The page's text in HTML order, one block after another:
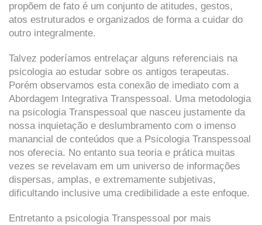
propõem de fato é um conjunto de atitudes, gestos,
atos estruturados e organizados de forma a cuidar do
outro integralmente.
Talvez poderíamos entrelaçar alguns referenciais na
psicologia ao estudar sobre os antigos terapeutas.
Porém observamos esta conexão de imediato com a
Abordagem Integrativa Transpessoal. Uma metodologia
na psicologia Transpessoal que nasceu justamente da
nossa inquietação e deslumbramento com o imenso
manancial de conteúdos que a Psicologia Transpessoal
nos oferecia. No entanto sua teoria e prática muitas
vezes se revelavam em um universo de informações
dispersas, amplas, e extremamente subjetivas,
dificultando inclusive uma credibilidade a este enfoque.
Entretanto a psicologia Transpessoal por mais